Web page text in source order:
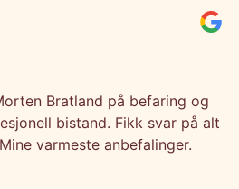
Bratland på befaring og
bistand. Fikk svar på alt
varmeste anbefalinger.